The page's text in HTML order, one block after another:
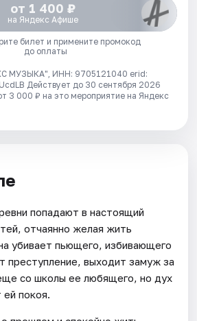
от 1 400 ₽
на Яндекс Афише
билет и примените промокод
до оплаты
МУЗЫКА", ИНН: 9705121040 erid:
Действует до 30 сентября 2026
3 000 ₽ на это мероприятие на Яндекс
попадают в настоящий
отчаянно желая жить
убивает пьющего, избивающего
преступление, выходит замуж за
со школы ее любящего, но дух
покоя.